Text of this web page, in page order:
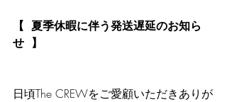
【  夏季休暇に伴う発送遅延のお知ら
せ  】
日頃The CREWをご愛顧いただきありが